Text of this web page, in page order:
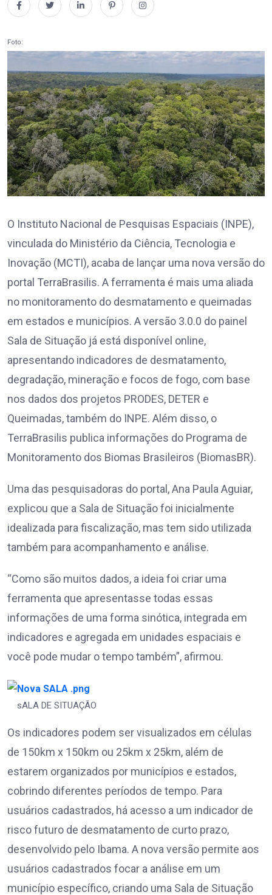
Foto:
O Instituto Nacional de Pesquisas Espaciais (INPE),
vinculada do Ministério da Ciência, Tecnologia e
Inovação (MCTI), acaba de lançar uma nova versão do
portal TerraBrasilis. A ferramenta é mais uma aliada
no monitoramento do desmatamento e queimadas
em estados e municípios. A versão 3.0.0 do painel
Sala de Situação já está disponível online,
apresentando indicadores de desmatamento,
degradação, mineração e focos de fogo, com base
nos dados dos projetos PRODES, DETER e
Queimadas, também do INPE. Além disso, o
TerraBrasilis publica informações do Programa de
Monitoramento dos Biomas Brasileiros (BiomasBR).
Uma das pesquisadoras do portal, Ana Paula Aguiar,
explicou que a Sala de Situação foi inicialmente
idealizada para fiscalização, mas tem sido utilizada
também para acompanhamento e análise.
“Como são muitos dados, a ideia foi criar uma
ferramenta que apresentasse todas essas
informações de uma forma sinótica, integrada em
indicadores e agregada em unidades espaciais e
você pode mudar o tempo também”, afirmou.
sALA DE SITUAÇÃO
Os indicadores podem ser visualizados em células
de 150km x 150km ou 25km x 25km, além de
estarem organizados por municípios e estados,
cobrindo diferentes períodos de tempo. Para
usuários cadastrados, há acesso a um indicador de
risco futuro de desmatamento de curto prazo,
desenvolvido pelo Ibama. A nova versão permite aos
usuários cadastrados focar a análise em um
município específico, criando uma Sala de Situação